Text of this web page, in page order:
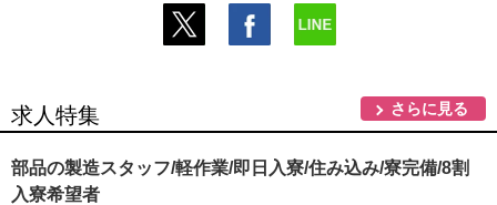
求人特集 さらに見る
部品の製造スタッフ/軽作業/即日入寮/住み込み/寮完備/8割
入寮希望者